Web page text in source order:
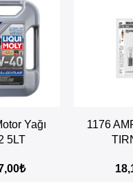
Yağı
5LT
₺
SEPETE
1176